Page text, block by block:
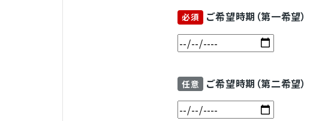
必須 ご希望時期（第一希望）
任意 ご希望時期（第二希望）